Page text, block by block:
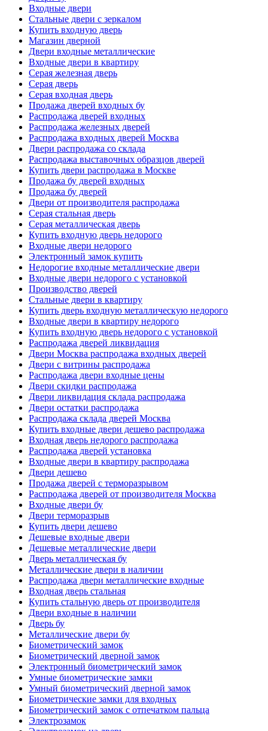
Входные двери
Стальные двери с зеркалом
Купить входную дверь
Магазин дверной
Двери входные металлические
Входные двери в квартиру
Серая железная дверь
Серая дверь
Серая входная дверь
Продажа дверей входных бу
Распродажа дверей входных
Распродажа железных дверей
Распродажа входных дверей Москва
Двери распродажа со склада
Распродажа выставочных образцов дверей
Купить двери распродажа в Москве
Продажа бу дверей входных
Продажа бу дверей
Двери от производителя распродажа
Серая стальная дверь
Серая металлическая дверь
Купить входную дверь недорого
Входные двери недорого
Электронный замок купить
Недорогие входные металлические двери
Входные двери недорого с установкой
Производство дверей
Стальные двери в квартиру
Купить дверь входную металлическую недорого
Входные двери в квартиру недорого
Купить входную дверь недорого с установкой
Распродажа дверей ликвидация
Двери Москва распродажа входных дверей
Двери с витрины распродажа
Распродажа двери входные цены
Двери скидки распродажа
Двери ликвидация склада распродажа
Двери остатки распродажа
Распродажа склада дверей Москва
Купить входные двери дешево распродажа
Входная дверь недорого распродажа
Распродажа дверей установка
Входные двери в квартиру распродажа
Двери дешево
Продажа дверей с терморазрывом
Распродажа дверей от производителя Москва
Входные двери бу
Двери терморазрыв
Купить двери дешево
Дешевые входные двери
Дешевые металлические двери
Дверь металлическая бу
Металлические двери в наличии
Распродажа двери металлические входные
Входная дверь стальная
Купить стальную дверь от производителя
Двери входные в наличии
Дверь бу
Металлические двери бу
Биометрический замок
Биометрический дверной замок
Электронный биометрический замок
Умные биометрические замки
Умный биометрический дверной замок
Биометрические замки для входных
Биометрический замок с отпечатком пальца
Электрозамок